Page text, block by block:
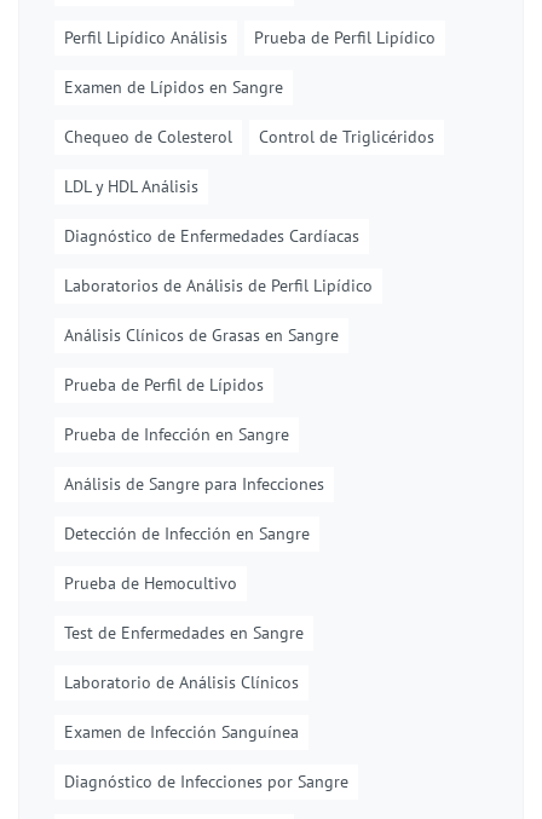
Perfil Lipídico Análisis Prueba de Perfil Lipídico
Examen de Lípidos en Sangre
Chequeo de Colesterol Control de Triglicéridos
LDL y HDL Análisis
Diagnóstico de Enfermedades Cardíacas
Laboratorios de Análisis de Perfil Lipídico
Análisis Clínicos de Grasas en Sangre
Prueba de Perfil de Lípidos
Prueba de Infección en Sangre
Análisis de Sangre para Infecciones
Detección de Infección en Sangre
Prueba de Hemocultivo
Test de Enfermedades en Sangre
Laboratorio de Análisis Clínicos
Examen de Infección Sanguínea
Diagnóstico de Infecciones por Sangre